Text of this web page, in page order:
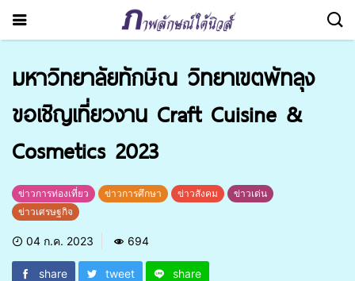
มหาวิทยาลัยทักษิณ วิทยาเขตพัทลุง
ขอเชิญเที่ยวงาน Craft Cuisine &
Cosmetics 2023
ข่าวการท่องเที่ยว ข่าวการศึกษา ข่าวสังคม
ข่าวเด่น
ข่าวเศรษฐกิจ
04 ก.ค. 2023 694
share tweet share